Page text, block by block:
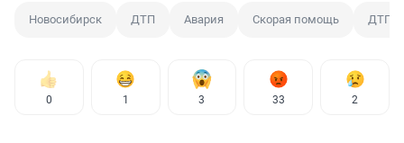
Новосибирск ДТП Авария Скорая помощь ДТП с
0 1 3 33 2